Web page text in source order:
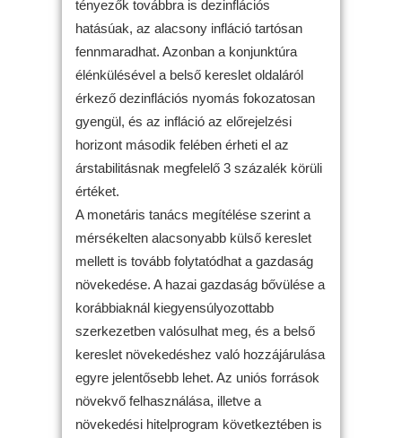
tényezők továbbra is dezinflációs
hatásúak, az alacsony infláció tartósan
fennmaradhat. Azonban a konjunktúra
élénkülésével a belső kereslet oldaláról
érkező dezinflációs nyomás fokozatosan
gyengül, és az infláció az előrejelzési
horizont második felében érheti el az
árstabilitásnak megfelelő 3 százalék körüli
értéket.
A monetáris tanács megítélése szerint a
mérsékelten alacsonyabb külső kereslet
mellett is tovább folytatódhat a gazdaság
növekedése. A hazai gazdaság bővülése a
korábbiaknál kiegyensúlyozottabb
szerkezetben valósulhat meg, és a belső
kereslet növekedéshez való hozzájárulása
egyre jelentősebb lehet. Az uniós források
növekvő felhasználása, illetve a
növekedési hitelprogram következtében is